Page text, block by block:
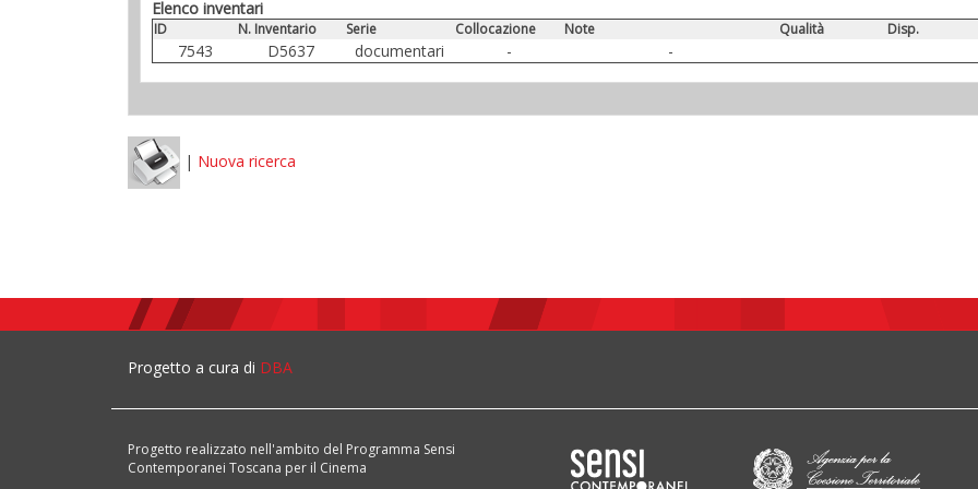
Elenco inventari
ID N. Inventario Serie Collocazione Note Qualità Disp.
7543 D5637 documentari - -
| Nuova ricerca
Progetto a cura di DBA
Progetto realizzato nell'ambito del Programma Sensi
Contemporanei Toscana per il Cinema